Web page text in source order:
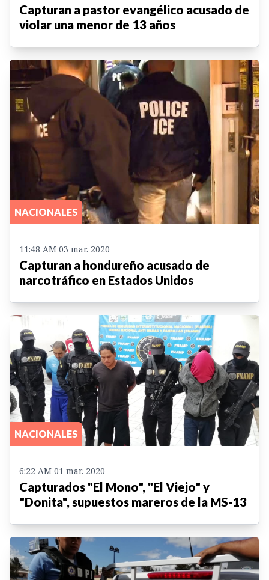
Capturan a pastor evangélico acusado de
violar una menor de 13 años
NACIONALES
11:48 AM 03 mar. 2020
Capturan a hondureño acusado de
narcotráfico en Estados Unidos
NACIONALES
6:22 AM 01 mar. 2020
Capturados "El Mono", "El Viejo" y
"Donita", supuestos mareros de la MS-13